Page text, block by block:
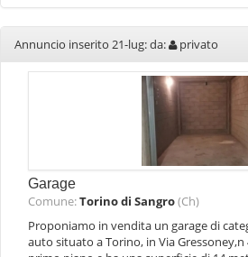
Annuncio inserito 21-lug: da: privato
Garage
Comune:Torino di Sangro(Ch)
Proponiamo in vendita un garage di
auto situato a Torino, in Via